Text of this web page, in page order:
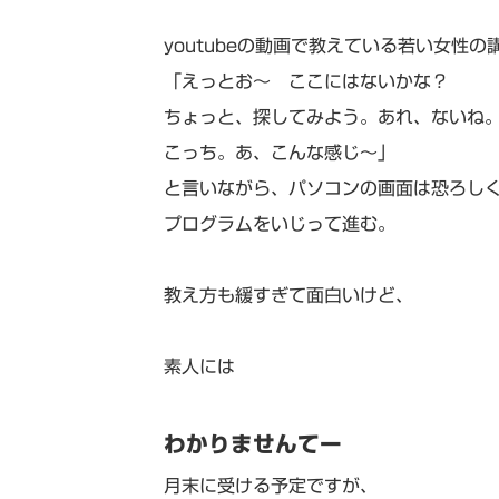
youtubeの動画で教えている若い女性の
「えっとお～ ここにはないかな？
ちょっと、探してみよう。あれ、ないね。
こっち。あ、こんな感じ～」
と言いながら、パソコンの画面は恐ろしく
プログラムをいじって進む。
教え方も緩すぎて面白いけど、
素人には
わかりませんてー
月末に受ける予定ですが、